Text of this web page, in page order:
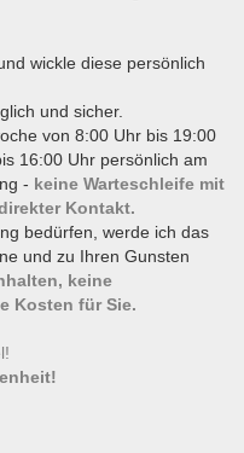
wickle diese persönlich
und sicher.
von 8:00 Uhr bis 19:00
16:00 Uhr persönlich am
- keine Warteschleife mit
Kontakt.
bedürfen, werde ich das
und zu Ihren Gunsten
keine
Kosten für Sie.